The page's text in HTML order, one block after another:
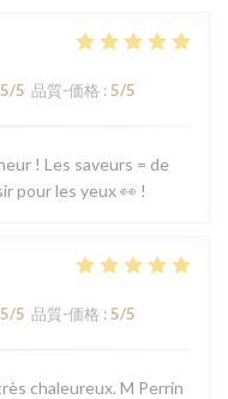
5/5 品質-価格 : 5/5
! Les saveurs = de
pour les yeux 👀 !
5/5 品質-価格 : 5/5
chaleureux. M Perrin